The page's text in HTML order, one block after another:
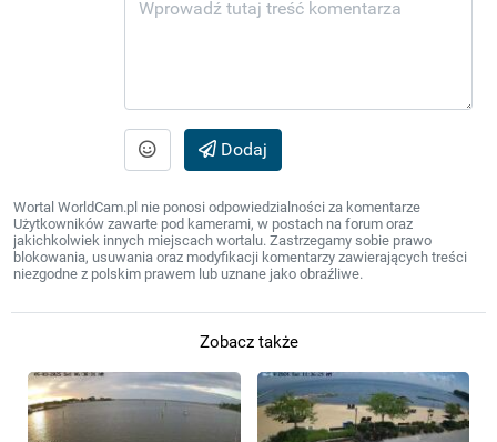
Dodaj
Wortal WorldCam.pl nie ponosi odpowiedzialności za komentarze
Użytkowników zawarte pod kamerami, w postach na forum oraz
jakichkolwiek innych miejscach wortalu. Zastrzegamy sobie prawo
blokowania, usuwania oraz modyfikacji komentarzy zawierających treści
niezgodne z polskim prawem lub uznane jako obraźliwe.
Zobacz także